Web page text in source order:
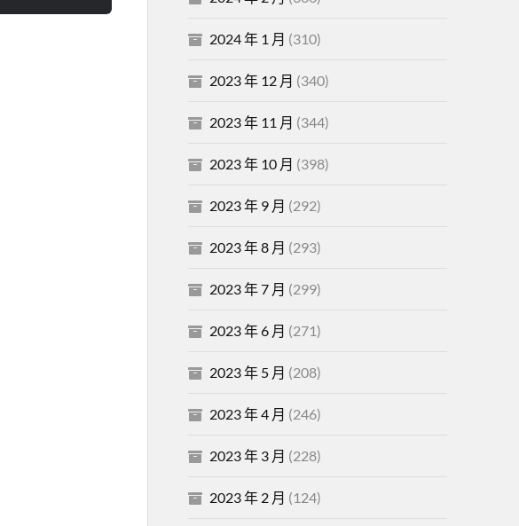
2024 年 1 月 (310)
2023 年 12 月 (340)
2023 年 11 月 (344)
2023 年 10 月 (398)
2023 年 9 月 (292)
2023 年 8 月 (293)
2023 年 7 月 (299)
2023 年 6 月 (271)
2023 年 5 月 (208)
2023 年 4 月 (246)
2023 年 3 月 (228)
2023 年 2 月 (124)